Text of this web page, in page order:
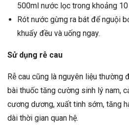
500ml nước lọc trong khoảng
Rót nước gừng ra bát để nguội
khuấy đều và uống ngay.
Sử dụng rễ cau
Rễ cau cũng là nguyên liệu
bài thuốc tăng cường sinh lý nam,
cương dương, xuất tinh sớm, tăng
dài thời gian quan hệ.